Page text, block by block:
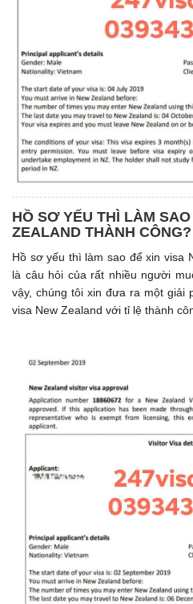
HỒ SƠ YẾU THÌ LÀM
ZEALAND THÀNH CÔNG?
Hồ sơ yếu thì làm sao để xin visa
là câu hỏi của rất nhiều người
vậy, chúng tôi xin đưa ra một giải
visa New Zealand với tỉ lệ thành